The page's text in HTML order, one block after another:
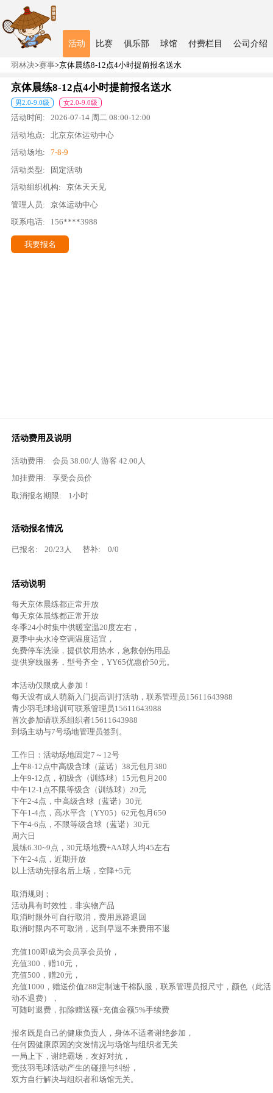
活动 比赛 俱乐部 球馆 付费栏目 公司介绍
羽林决>赛事>京体晨练8-12点4小时提前报名送水
京体晨练8-12点4小时提前报名送水
男2.0-9.0级 女2.0-9.0级
活动时间: 2026-07-14 周二 08:00-12:00
活动地点:
北京京体运动中心
活动场地:
7-8-9
活动类型:
固定活动
活动组织机构:
京体天天见
管理人员:
京体运动中心
联系电话:
156****3988
我要报名
活动费用及说明
活动费用: 会员38.00/人 游客42.00 人
加挂费用:
享受会员价
取消报名期限:
1小时
活动报名情况
已报名: 20/23 人 替补: 0/0
活动说明
每天京体晨练都正常开放
每天京体晨练都正常开放
冬季24小时集中供暖室温20度左右，
夏季中央水冷空调温度适宜，
免费停车洗澡，提供饮用热水，急救创伤用品
提供穿线服务，型号齐全，YY65优惠价50元。
本活动仅限成人参加！
每天设有成人萌新入门提高训打活动，联系管理员15611643988
青少羽毛球培训可联系管理员15611643988
首次参加请联系组织者15611643988
到场主动与7号场地管理员签到。
工作日：活动场地固定7～12号
上午8-12点中高级含球（蓝诺）38元包月380
上午9-12点，初级含（训练球）15元包月200
中午12-1点不限等级含（训练球）20元
下午2-4点，中高级含球（蓝诺）30元
下午1-4点，高水平含（YY05）62元包月650
下午4-6点，不限等级含球（蓝诺）30元
周六日
晨练6.30~9点，30元场地费+AA球人均45左右
下午2-4点，近期开放
以上活动先报名后上场，空降+5元
取消规则；
活动具有时效性，非实物产品
取消时限外可自行取消，费用原路退回
取消时限内不可取消，迟到早退不来费用不退
充值100即成为会员享会员价，
充值300，赠10元，
充值500，赠20元，
充值1000，赠送价值288定制速干棉队服，联系管理员报尺寸，颜色（此活
动不退费），
可随时退费，扣除赠送额+充值金额5%手续费
报名既是自己的健康负责人，身体不适者谢绝参加，
任何因健康原因的突发情况与场馆与组织者无关
一局上下，谢绝霸场，友好对抗，
竞技羽毛球活动产生的碰撞与纠纷，
双方自行解决与组织者和场馆无关。